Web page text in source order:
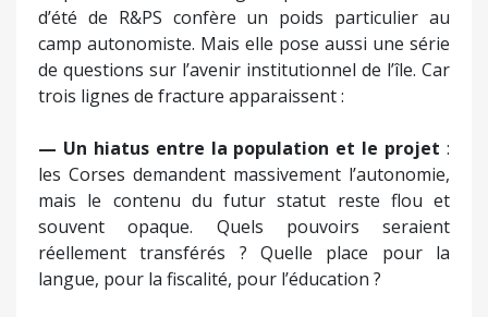
d’été de R&PS confère un poids particulier au
camp autonomiste. Mais elle pose aussi une série
de questions sur l’avenir institutionnel de l’île. Car
trois lignes de fracture apparaissent :
— Un hiatus entre la population et le projet :
les Corses demandent massivement l’autonomie,
mais le contenu du futur statut reste flou et
souvent opaque. Quels pouvoirs seraient
réellement transférés ? Quelle place pour la
langue, pour la fiscalité, pour l’éducation ?